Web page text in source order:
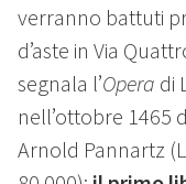
verranno battuti
d’aste in Via
segnala l’Opera di
nell’ottobre 1465
Arnold Pannartz